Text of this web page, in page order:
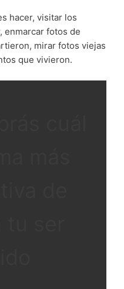
hacer, visitar los
enmarcar fotos de
mirar fotos viejas
que vivieron.